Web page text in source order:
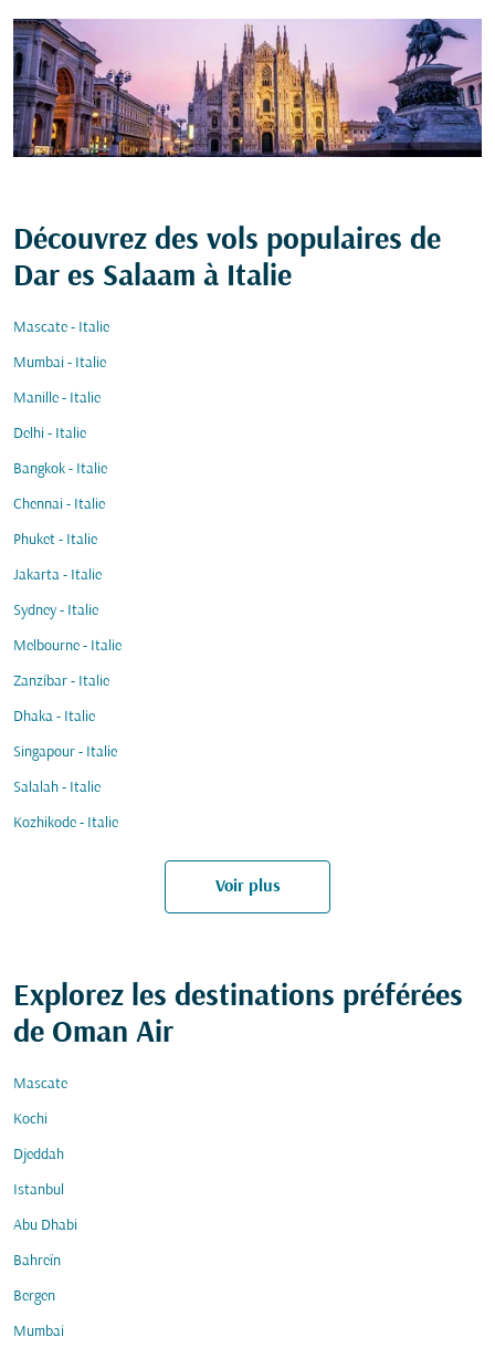
Découvrez des vols populaires de
Dar es Salaam à Italie
Mascate - Italie
Mumbai - Italie
Manille - Italie
Delhi - Italie
Bangkok - Italie
Chennai - Italie
Phuket - Italie
Jakarta - Italie
Sydney - Italie
Melbourne - Italie
Zanzíbar - Italie
Dhaka - Italie
Singapour - Italie
Salalah - Italie
Kozhikode - Italie
Voir plus
Explorez les destinations préférées
de Oman Air
Mascate
Kochi
Djeddah
Istanbul
Abu Dhabi
Bahreïn
Bergen
Mumbai